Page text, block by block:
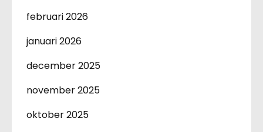
februari 2026
januari 2026
december 2025
november 2025
oktober 2025